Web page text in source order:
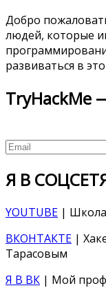
Добро
людей, которые
развиваться в
TryHackMe
Я В
YOUTUBE | Школа
ВКОНТАКТЕ |
Тарасовым
Я В ВК | Мой